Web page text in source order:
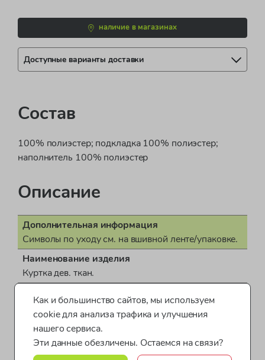
наличие в магазинах
Доступные варианты доставки
Состав
100% полиэстер; подкладка 100% полиэстер;
наполнитель 100% полиэстер
Описание
Дополнительная информация
Символы по уходу см. на вшивной ленте/упаковке.
Наименование изделия
Куртка дев. ткан.
ООО "Бонд стрит"
Пол
для девочки
Показать все характеристики
Одежда для девочек от 5 до 7 лет
Как и большинство сайтов, мы используем
cookie для анализа трафика и улучшения
нашего сервиса.
Эти данные обезличены. Остаемся на связи?